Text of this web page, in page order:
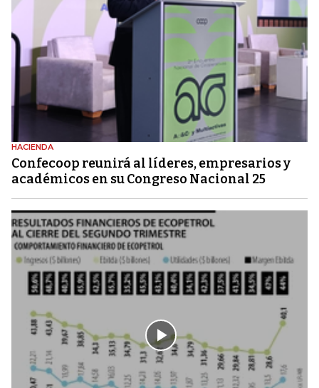
HACIENDA
Confecoop reunirá al líderes, empresarios y
académicos en su Congreso Nacional 25